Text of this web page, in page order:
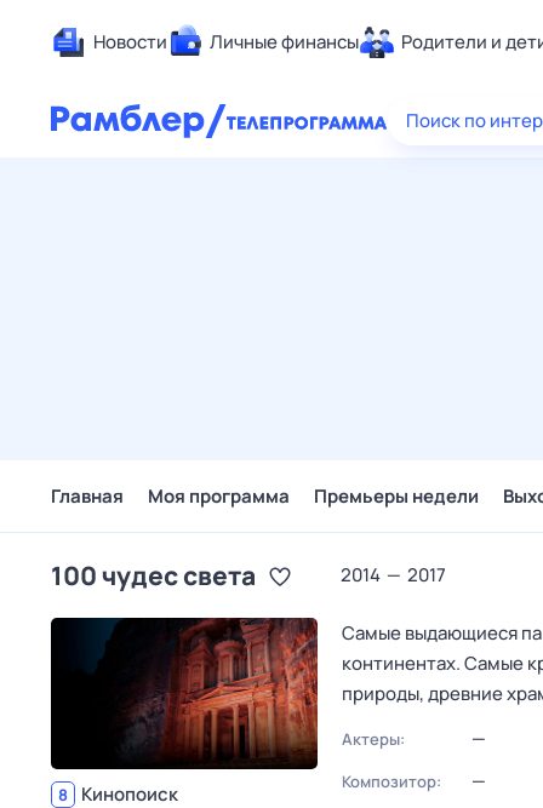
Новости Личные финансы Родители и
Здоровье
Поиск по
Главная Моя программа Премьеры недели
100 чудес света 2014 — 2017
8 Кинопоиск
Самые выдающиеся
континентах. Самые
природы, древние
Актеры: —
Композитор: —